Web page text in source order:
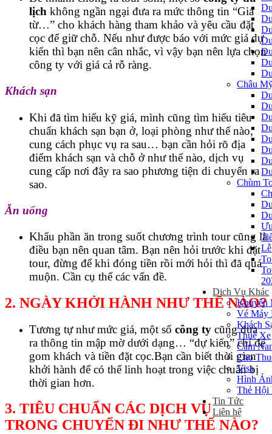
Châu
Chùm
Dịch Vụ Khác
Khuyến
Vé Máy
Khách
Thuê Xe
Cẩm
Cho
Visa
Hình
Thẻ Hội
Tin Tức
Liên hệ
lịch không ngần ngại đưa ra mức thông tin “Giá
từ…” cho khách hàng tham khảo và yêu cầu đặt
cọc để giữ chỗ. Nếu như được báo với mức giá dự
kiến thì bạn nên cân nhắc, vì vậy bạn nên lựa chọn
công ty với giá cả rỗ ràng.
Khách sạn
Khi đã tìm hiểu kỹ giá, mình cũng tìm hiểu tiêu
chuẩn khách sạn bạn ở, loại phòng như thế nào,
cung cách phục vụ ra sau… bạn cần hỏi rõ địa
điểm khách sạn và chỗ ở như thế nào, dịch vụ
cung cấp nơi đây ra sao phương tiện di chuyển ra
sao.
Ăn uống
Khẩu phần ăn trong suốt chương trình tour cũng là
điều bạn nên quan tâm. Bạn nên hỏi trước khi đặt
tour, đừng để khi đóng tiền rồi mới hỏi thì đã quá
muộn. Cần cụ thể các vấn đề.
2. NGÀY KHỞI HÀNH NHƯ THẾ NÀO?
Tương tự như mức giá, một số công ty cũng đưa
ra thông tin mập mờ dưới dạng… “dự kiến” chỉ để
gom khách và tiền đặt cọc.Bạn cần biết thời gian
khởi hành để có thể linh hoạt trong việc chuẩn bị
thời gian hơn.
3. TIÊU CHUẨN CÁC DỊCH VỤ
TRONG CHUYẾN ĐI NHƯ THẾ NÀO?